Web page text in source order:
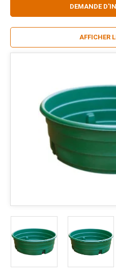
DEMANDE
AFFICHER